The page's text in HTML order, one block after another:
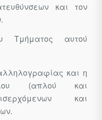
και τον
Τμήματος αυτού
και η
(απλού και
και